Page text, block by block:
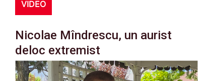
VIDEO
Nicolae Mîndrescu, un aurist
deloc extremist